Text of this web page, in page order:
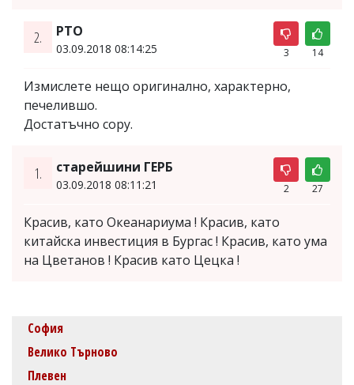
2. PTO
03.09.2018 08:14:25 3 14
Измислете нещо оригинално, характерно,
печелившо.
Достатъчно copy.
1. старейшини ГЕРБ
03.09.2018 08:11:21 2 27
Красив, като Океанариума ! Красив, като
китайска инвестиция в Бургас ! Красив, като ума
на Цветанов ! Красив като Цецка !
София
Велико Търново
Плевен